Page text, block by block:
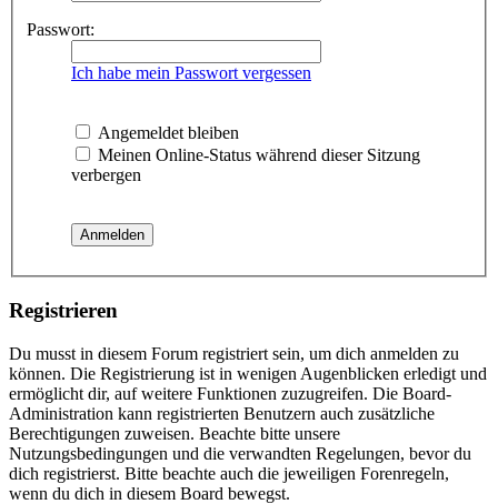
Passwort:
Ich habe mein Passwort vergessen
Angemeldet bleiben
Meinen Online-Status während dieser Sitzung
verbergen
Registrieren
Du musst in diesem Forum registriert sein, um dich anmelden zu
können. Die Registrierung ist in wenigen Augenblicken erledigt und
ermöglicht dir, auf weitere Funktionen zuzugreifen. Die Board-
Administration kann registrierten Benutzern auch zusätzliche
Berechtigungen zuweisen. Beachte bitte unsere
Nutzungsbedingungen und die verwandten Regelungen, bevor du
dich registrierst. Bitte beachte auch die jeweiligen Forenregeln,
wenn du dich in diesem Board bewegst.